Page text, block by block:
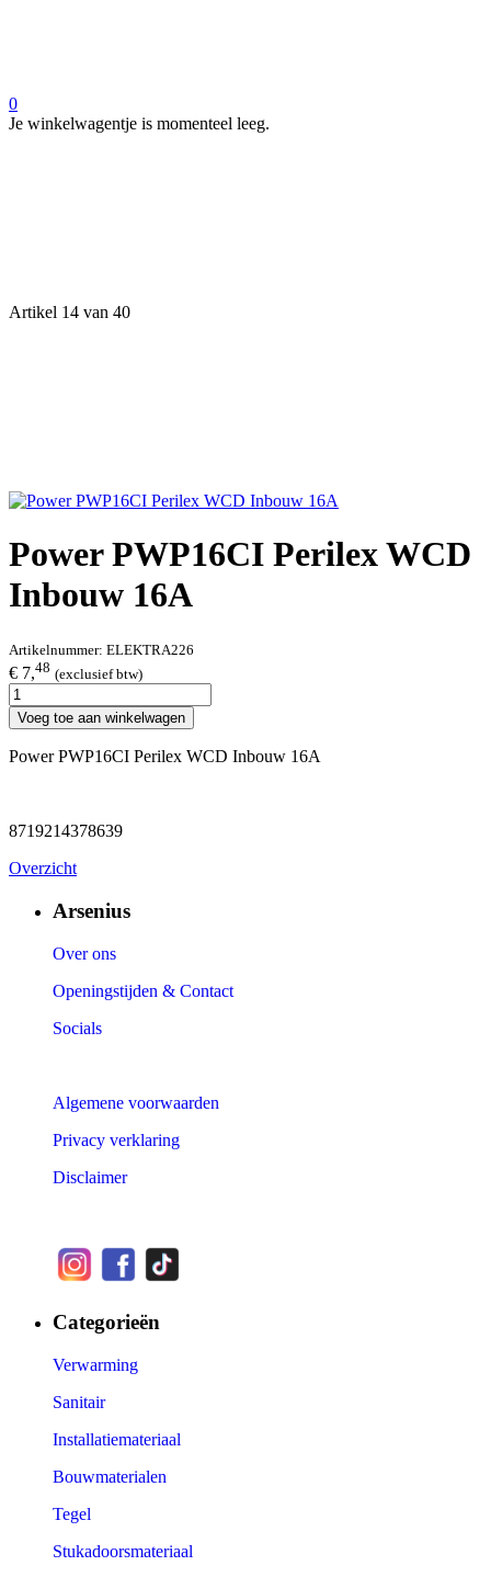
0
Je winkelwagentje is momenteel leeg.
Artikel 14 van 40
Power PWP16CI Perilex WCD
Inbouw 16A
Artikelnummer: ELEKTRA226
€ 7,48 (exclusief btw)
Voeg toe aan winkelwagen
Power PWP16CI Perilex WCD Inbouw 16A
8719214378639
Overzicht
Arsenius
Over ons
Openingstijden & Contact
Socials
Algemene voorwaarden
Privacy verklaring
Disclaimer
Categorieën
Verwarming
Sanitair
Installatiemateriaal
Bouwmaterialen
Tegel
Stukadoorsmateriaal